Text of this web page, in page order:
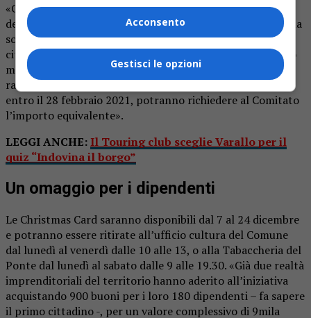
«Chiunque deciderà di partecipare al progetto potrà
decidere se lasciare una quota che andrà a implementare la
somma prevista per l’assegnazione dei buoni spesa ai
cittadini in difficoltà economica e raggiungere un numero
maggiore di beneficiari. I titolari delle attività, una volta
raccolti i buoni presentati per acquisti o servizi usufruiti,
entro il 28 febbraio 2021, potranno richiedere al Comitato
l’importo equivalente».
LEGGI ANCHE: Il Touring club sceglie Varallo per il
quiz “Indovina il borgo”
Un omaggio per i dipendenti
Le Christmas Card saranno disponibili dal 7 al 24 dicembre
e potranno essere ritirate all’ufficio cultura del Comune
dal lunedì al venerdì dalle 10 alle 13, o alla Tabaccheria del
Ponte dal lunedì al sabato dalle 9 alle 19.30. «Già due realtà
imprenditoriali del territorio hanno aderito all’iniziativa
acquistando 900 buoni per i loro 180 dipendenti – fa sapere
il primo cittadino -, per un valore complessivo di 9mila
Acconsento
Gestisci le opzioni